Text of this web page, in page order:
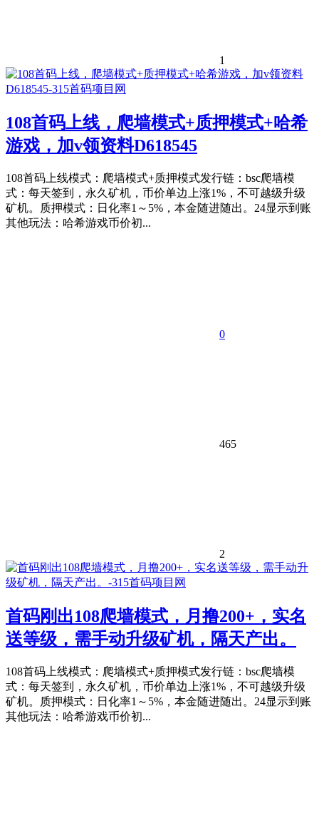
1
108首码上线，爬墙模式+质押模式+哈希
游戏，加v领资料D618545
108首码上线模式：爬墙模式+质押模式发行链：bsc爬墙模
式：每天签到，永久矿机，币价单边上涨1%，不可越级升级
矿机。质押模式：日化率1～5%，本金随进随出。24显示到账
其他玩法：哈希游戏币价初...
0
465
2
首码刚出108爬墙模式，月撸200+，实名
送等级，需手动升级矿机，隔天产出。
108首码上线模式：爬墙模式+质押模式发行链：bsc爬墙模
式：每天签到，永久矿机，币价单边上涨1%，不可越级升级
矿机。质押模式：日化率1～5%，本金随进随出。24显示到账
其他玩法：哈希游戏币价初...